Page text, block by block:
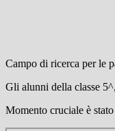
Campo di ricerca per le
Gli alunni della classe
Momento cruciale è